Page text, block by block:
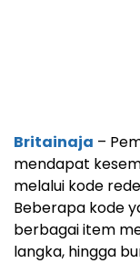
Britainaja –
mendapat
melalui kode
Beberapa kode
berbagai item
langka, hingga